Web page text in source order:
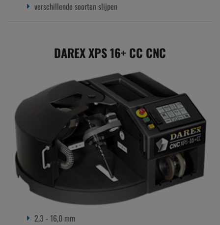
verschillende soorten slijpen
2,3 - 16,0 mm
DAREX XPS 16+ CC CNC